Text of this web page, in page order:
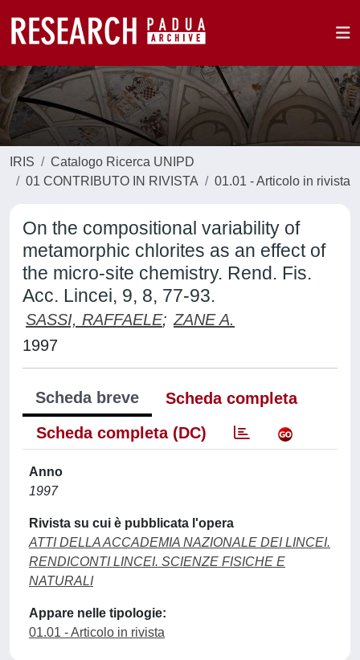
IRIS
Catalogo Ricerca UNIPD
01 CONTRIBUTO IN RIVISTA
01.01 - Articolo in rivista
On the compositional variability of
metamorphic chlorites as an effect of
the micro-site chemistry. Rend. Fis.
Acc. Lincei, 9, 8, 77-93.
SASSI, RAFFAELE; ZANE A.
1997
Scheda breve
Scheda completa
Scheda completa (DC)
Anno
1997
Rivista su cui è pubblicata l'opera
ATTI DELLA ACCADEMIA NAZIONALE DEI LINCEI.
RENDICONTI LINCEI. SCIENZE FISICHE E
NATURALI
Appare nelle tipologie:
01.01 - Articolo in rivista